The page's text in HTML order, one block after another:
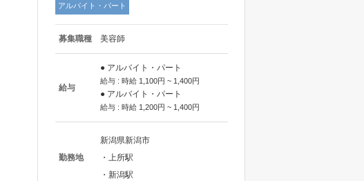
アルバイト・パート
募集職種 美容師
給与
● アルバイト・パート
給与 : 時給 1,100円 ~ 1,400円
● アルバイト・パート
給与 : 時給 1,200円 ~ 1,400円
勤務地
新潟県新潟市
・上所駅
・新潟駅